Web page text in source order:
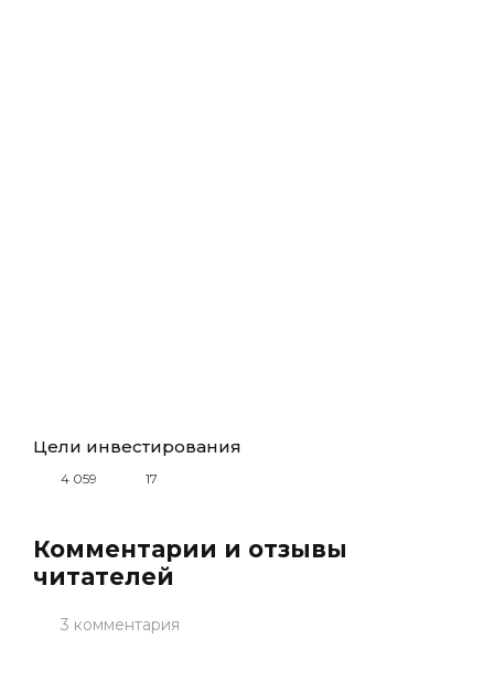
Цели инвестирования
4 059 17
Комментарии и отзывы
читателей
3 комментария